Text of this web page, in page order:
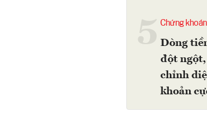
Chứng khoán
Dòng
đột
chỉnh
khoản